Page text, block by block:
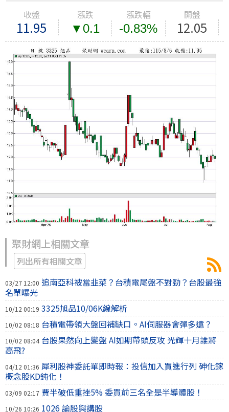
收盤 漲跌 漲跌幅 開盤
11.95 ▼0.1 -0.83% 12.05
聚財網上相關文章
列出所有相關文章
03/27 12:00 追南亞科被當韭菜？台積電尾盤不對勁？台股最強
名單曝光
10/12 00:19 3325旭品10/06K線解析
10/02 08:18 台積電帶領大盤回補缺口。AI伺服器會彈多遠？
10/02 08:04 台股果然向上變盤 AI如期帶頭反攻 光輝十月誰將
高飛?
04/12 01:36 犀利股神委託單即時報：投信加入買進行列 砷化鎵
概念股KD鈍化！
03/09 02:17 費半破低重挫5% 委買前三名全是半導體股！
10/26 10:26 1026 論股與講股